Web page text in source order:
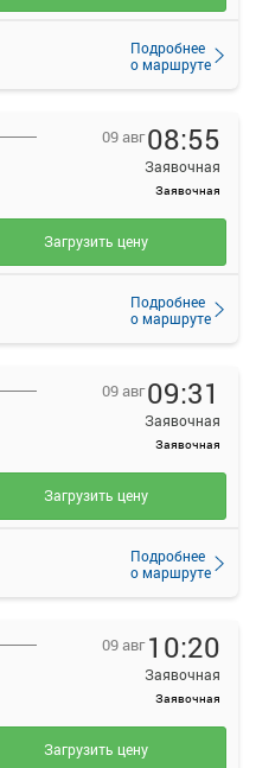
Подробнее
о маршруте
09 авг08:55
Заявочная
Заявочная
Подробнее
о маршруте
Загрузить цену
09 авг09:31
Заявочная
Заявочная
Подробнее
о маршруте
Загрузить цену
09 авг 10:20
Заявочная
Заявочная
Загрузить цену